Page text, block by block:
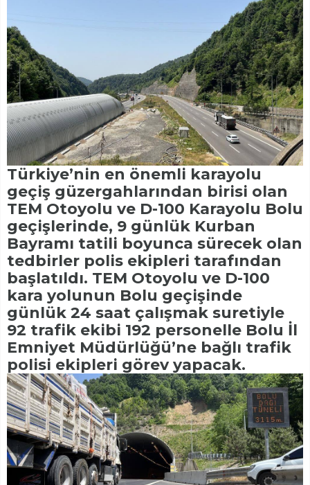
Türkiye’nin en önemli karayolu
geçiş güzergahlarından birisi olan
TEM Otoyolu ve D-100 Karayolu Bolu
geçişlerinde, 9 günlük Kurban
Bayramı tatili boyunca sürecek olan
tedbirler polis ekipleri tarafından
başlatıldı. TEM Otoyolu ve D-100
kara yolunun Bolu geçişinde
günlük 24 saat çalışmak suretiyle
92 trafik ekibi 192 personelle Bolu İl
Emniyet Müdürlüğü’ne bağlı trafik
polisi ekipleri görev yapacak.